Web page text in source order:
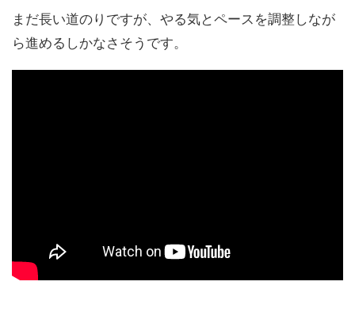
まだ長い道のりですが、やる気とペースを調整しなが
ら進めるしかなさそうです。